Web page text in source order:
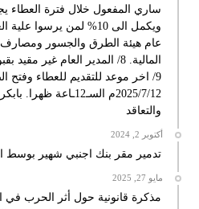
ساري المفعول خلال فترة العطاء
ويكمل الى 10% لمن
المالية. 8/ المدير العام غير
9/ اخر موعد للتقديم للعطاء وفتح
2025/7/12م
والتعاقد
أكتوبر 2, 2024
تدمير مقر بنك اجنبي شهير بوسط
مايو 27, 2025
مذكرة قانونية حول أثر الحرب في